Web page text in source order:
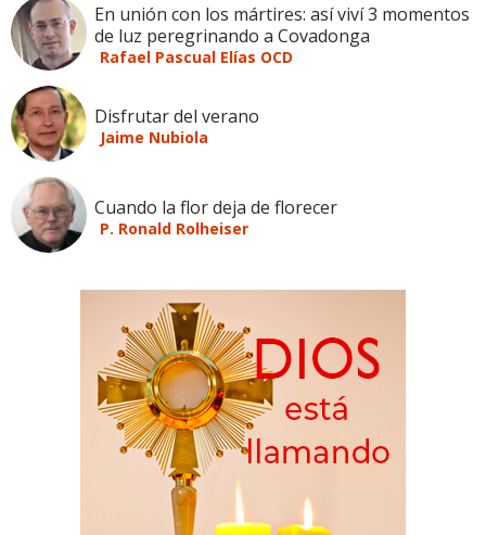
En unión con los mártires: así viví 3 momentos
de luz peregrinando a Covadonga
Rafael Pascual Elías OCD
Disfrutar del verano
Jaime Nubiola
Cuando la flor deja de florecer
P. Ronald Rolheiser